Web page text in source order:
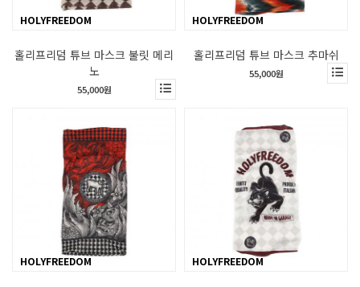
HOLYFREEDOM
홀리프리덤 튜브 마스크 불릿 메리
노
55,000원
HOLYFREEDOM
홀리프리덤 튜브 마스크 추마쉬
55,000원
HOLYFREEDOM HOLYFREEDOM